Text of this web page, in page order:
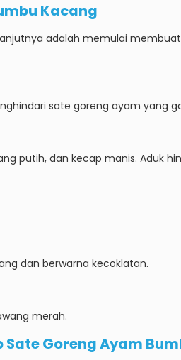
Kacang
adalah memulai
sate goreng ayam yang
putih, dan kecap manis. Aduk
dan berwarna kecoklatan.
merah.
Goreng Ayam